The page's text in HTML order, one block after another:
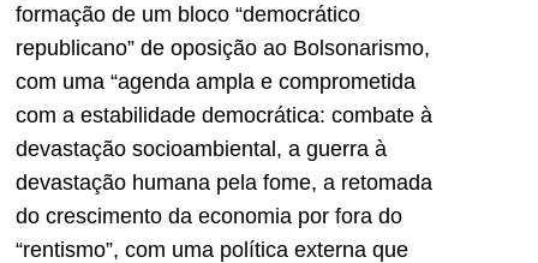
formação de um bloco “democrático
republicano” de oposição ao Bolsonarismo,
com uma “agenda ampla e comprometida
com a estabilidade democrática: combate à
devastação socioambiental, a guerra à
devastação humana pela fome, a retomada
do crescimento da economia por fora do
“rentismo”, com uma política externa que